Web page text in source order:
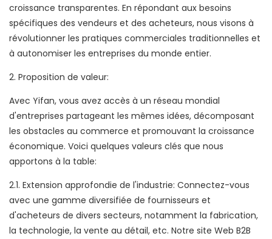
croissance transparentes. En répondant aux besoins
spécifiques des vendeurs et des acheteurs, nous visons à
révolutionner les pratiques commerciales traditionnelles et
à autonomiser les entreprises du monde entier.
2. Proposition de valeur:
Avec Yifan, vous avez accès à un réseau mondial
d'entreprises partageant les mêmes idées, décomposant
les obstacles au commerce et promouvant la croissance
économique. Voici quelques valeurs clés que nous
apportons à la table:
2.1. Extension approfondie de l'industrie: Connectez-vous
avec une gamme diversifiée de fournisseurs et
d'acheteurs de divers secteurs, notamment la fabrication,
la technologie, la vente au détail, etc. Notre site Web B2B